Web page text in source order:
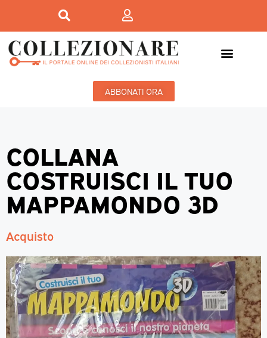
ABBONATI ORA
COLLANA
COSTRUISCI IL TUO
MAPPAMONDO 3D
Acquisto